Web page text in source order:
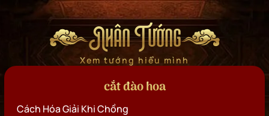
Nhân Tướng
Xem tướng hiểu mình
cắt đào hoa
Cách Hóa Giải Khi Chồng